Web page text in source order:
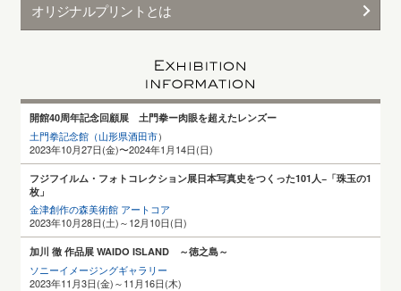
オリジナルプリントとは
開館40周年記念回顧展 土門拳ー肉眼を超えたレンズー
土門拳記念館（山形県酒田市）
2023年10月27日(金)〜2024年1月14日(日)
フジフイルム・フォトコレクション展日本写真史をつくった101人−「珠玉の1
枚」
金津創作の森美術館 アートコア
2023年10月28日(土)～12月10日(日)
加川 徹 作品展 WAIDO ISLAND ～徳之島～
ソニーイメージングギャラリー
2023年11月3日(金)～11月16日(木)